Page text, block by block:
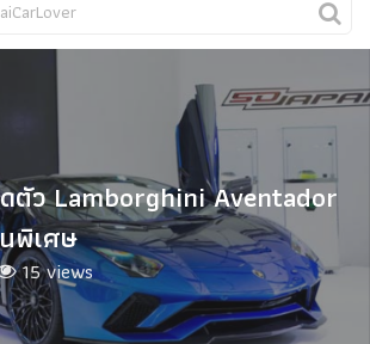
ไม่
คนรักรถ
รถแต่ง
พริตตี้
งานแสดงรถ
Car In The Movie
สเปคราคา รถยนต์
ตัว Lamborghini Aventador
พิเศษ
15 views